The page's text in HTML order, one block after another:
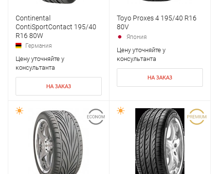
Continental
ContiSportContact 195/40
R16 80W
Германия
Цену уточняйте у
консультанта
НА ЗАКАЗ
Toyo Proxes 4 195/40 R16
80V
Япония
Цену уточняйте у
консультанта
НА ЗАКАЗ